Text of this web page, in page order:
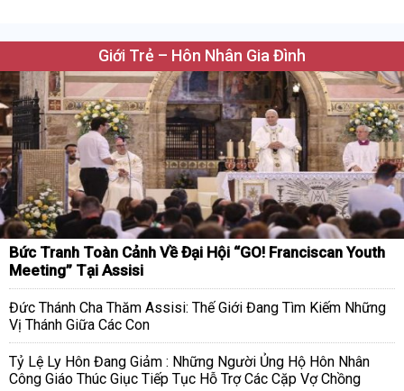
Giới Trẻ – Hôn Nhân Gia Đình
Bức Tranh Toàn Cảnh Về Đại Hội “GO! Franciscan Youth
Meeting” Tại Assisi
Đức Thánh Cha Thăm Assisi: Thế Giới Đang Tìm Kiếm Những
Vị Thánh Giữa Các Con
Tỷ Lệ Ly Hôn Đang Giảm : Những Người Ủng Hộ Hôn Nhân
Công Giáo Thúc Giục Tiếp Tục Hỗ Trợ Các Cặp Vợ Chồng